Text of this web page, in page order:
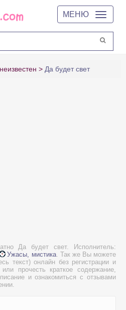
МЕНЮ
Да будет свет
Да будет свет. Исполнитель:
Ужасы, мистика. Так же Вы можете
текст) онлайн без регистрации и
прочесть краткое содержание,
и ознакомиться с отзывами